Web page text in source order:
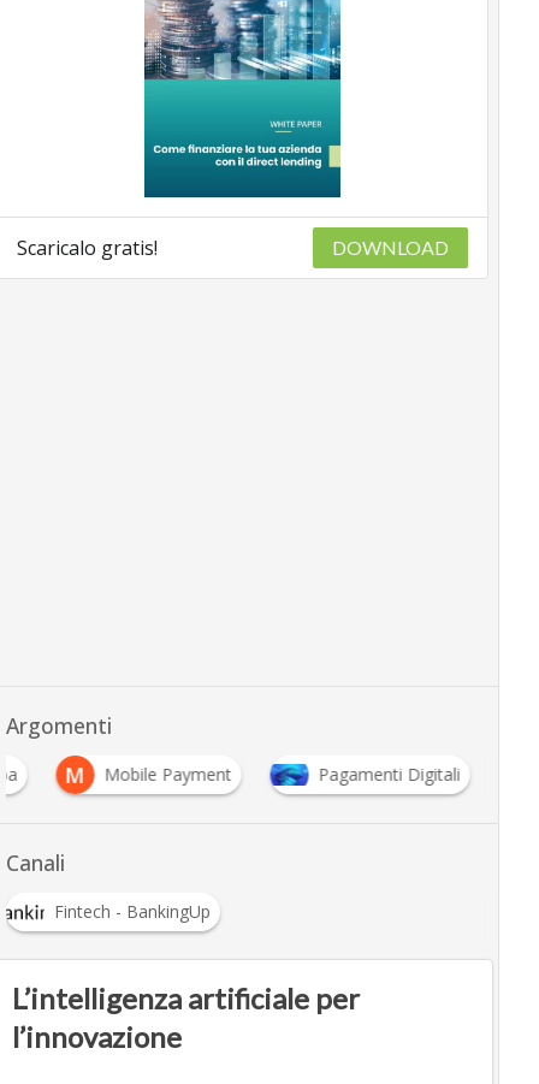
Scaricalo gratis! DOWNLOAD
Argomenti
M Mobile Payment Pagamenti Digitali
Canali
Fintech - BankingUp
L’intelligenza artificiale per
l’innovazione